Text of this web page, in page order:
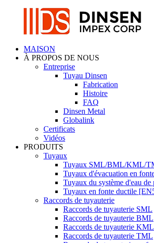
MAISON
À PROPOS DE NOUS
Entreprise
Tuyau Dinsen
Fabrication
Histoire
FAQ
Dinsen Metal
Globalink
Certificats
Vidéos
PRODUITS
Tuyaux
Tuyaux SML/BML/KML/
Tuyaux d'évacuation en
Tuyaux du système d'eau de
Tuyaux en fonte ductile
Raccords de tuyauterie
Raccords de tuyauterie SML
Raccords de tuyauterie BML
Raccords de tuyauterie KML
Raccords de tuyauterie TML